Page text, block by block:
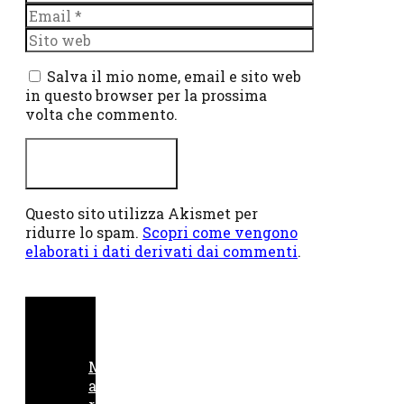
Email
Sito
web
Salva il mio nome, email e sito web
in questo browser per la prossima
volta che commento.
Questo sito utilizza Akismet per
ridurre lo spam. Scopri come vengono
elaborati i dati derivati dai commenti.
M
a